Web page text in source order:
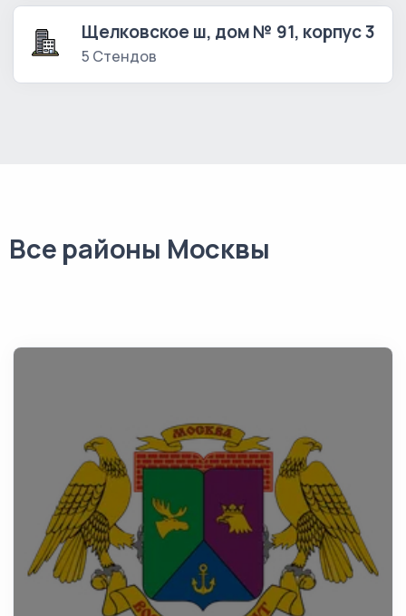
Щелковское ш, дом № 91, корпус 3
5 Стендов
Все районы Москвы